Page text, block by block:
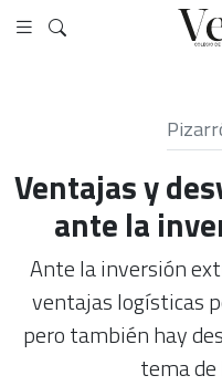
Ventajas y
ante la
Ante la inversión
ventajas logísticas
pero también hay
tema